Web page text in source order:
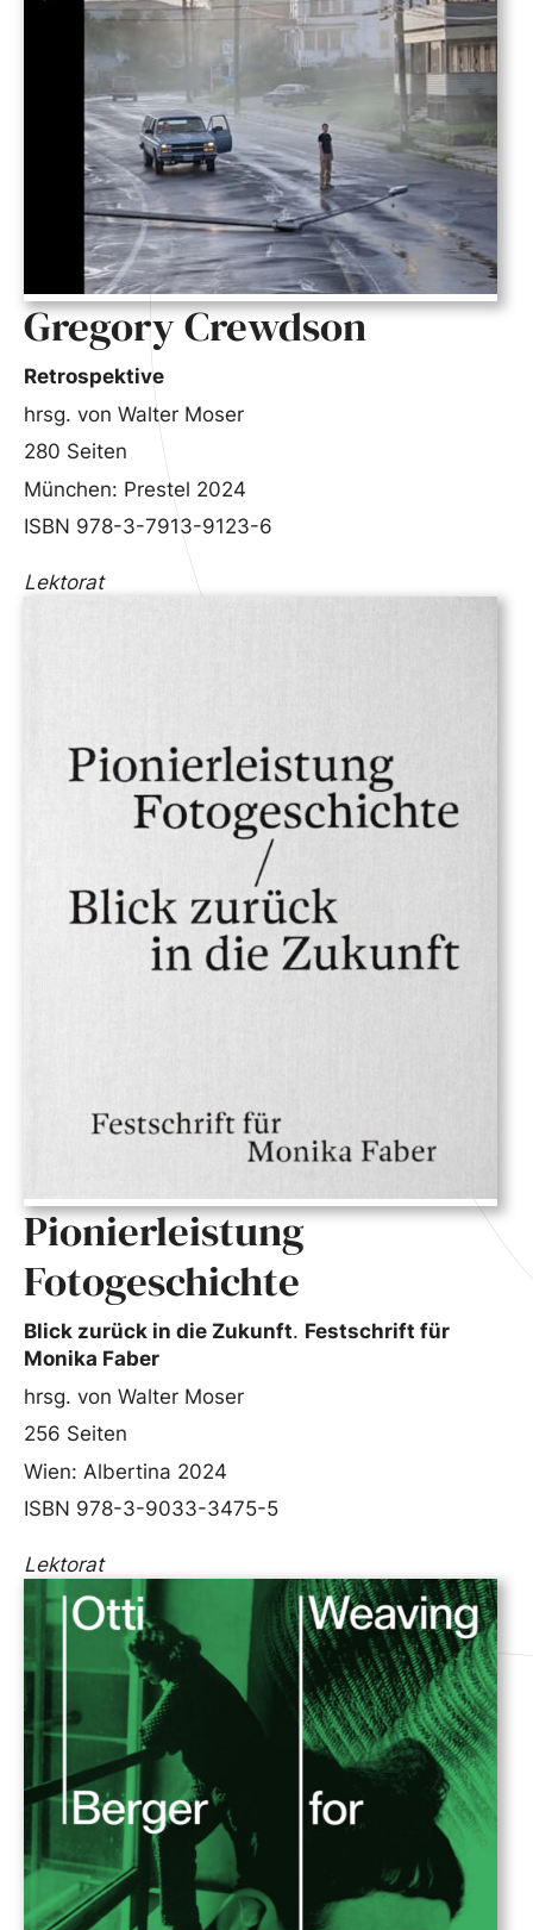
Gregory Crewdson
Retrospektive
hrsg. von Walter Moser
280 Seiten
München: Prestel 2024
ISBN 978-3-7913-9123-6
Lektorat
Pionierleistung
Fotogeschichte
Blick zurück in die Zukunft. Festschrift für
Monika Faber
hrsg. von Walter Moser
256 Seiten
Wien: Albertina 2024
ISBN 978-3-9033-3475-5
Lektorat